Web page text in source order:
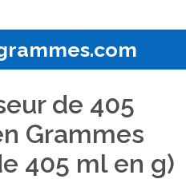
de 405
Grammes
405 ml en g)